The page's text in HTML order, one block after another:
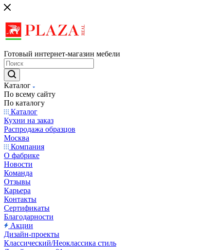
Готовый интернет-магазин мебели
Каталог
По всему сайту
По каталогу
Каталог
Кухни на заказ
Распродажа образцов
Москва
Компания
О фабрике
Новости
Команда
Отзывы
Карьера
Контакты
Сертификаты
Благодарности
Акции
Дизайн-проекты
Классический/Неоклассика стиль